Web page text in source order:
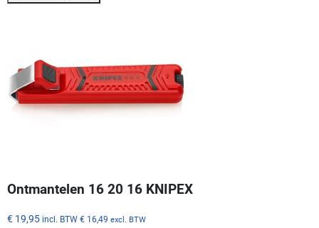
Ontmantelen 16 20 16 KNIPEX
€ 19,95 incl. BTW € 16,49 excl. BTW